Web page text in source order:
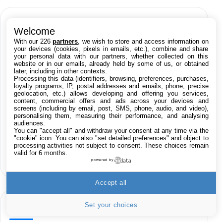
iPhone iPad Jailbreak Applications
Rumeurs Trucs & astuces Tests Humour
Accessoires Promos Apple Tutoriaux
Business Infos iPhoneaddict.fr Mac
Hors-sujet
À NE PAS MANQUER
Welcome
With our 226partners , we wish to store and access information on
your devices (cookies, pixels in emails, etc.), combine and share
your personal data with our partners, whether collected on this
website or in our emails, already held by some of us, or obtained
later, including in other contexts.
Processing this data (identifiers, browsing, preferences, purchases,
loyalty programs, IP, postal addresses and emails, phone, precise
geolocation, etc.) allows developing and offering you services,
content, commercial offers and ads across your devices and
screens (including by email, post, SMS, phone, audio, and video),
personalising them, measuring their performance, and analysing
audiences.
You can "accept all" and withdraw your consent at any time via the
"cookie" icon. You can also "set detailed preferences" and object to
processing activities not subject to consent. These choices remain
valid for 6 months.
powered by
Set your choices
Accept all